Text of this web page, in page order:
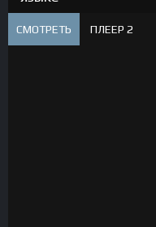
СМОТРЕТЬ ПЛЕЕР 2